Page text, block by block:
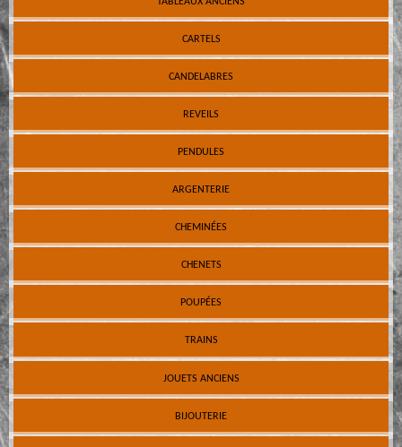
CARTELS
CANDELABRES
REVEILS
PENDULES
ARGENTERIE
CHEMINÉES
CHENETS
POUPÉES
TRAINS
JOUETS ANCIENS
BIJOUTERIE